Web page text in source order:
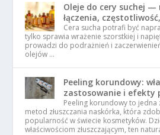
Oleje do cery suchej
łączenia,
Cera sucha potrafi być
tylko sprawia wrażenie szorstkiej i
prowadzi do podrażnień i
olejów …
Peeling korundowy:
zastosowanie i efekty
Peeling korundowy to jedna
metod złuszczania naskórka, która
popularność w świecie kosmetyków.
właściwościom złuszczającym, ten